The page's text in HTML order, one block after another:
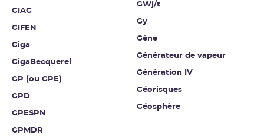
GIAG
GIFEN
Giga
GigaBecquerel
GP (ou GPE)
GPD
GPESPN
GPMDR
GWj/t
Gy
Gène
Générateur de vapeur
Génération IV
Géorisques
Géosphère